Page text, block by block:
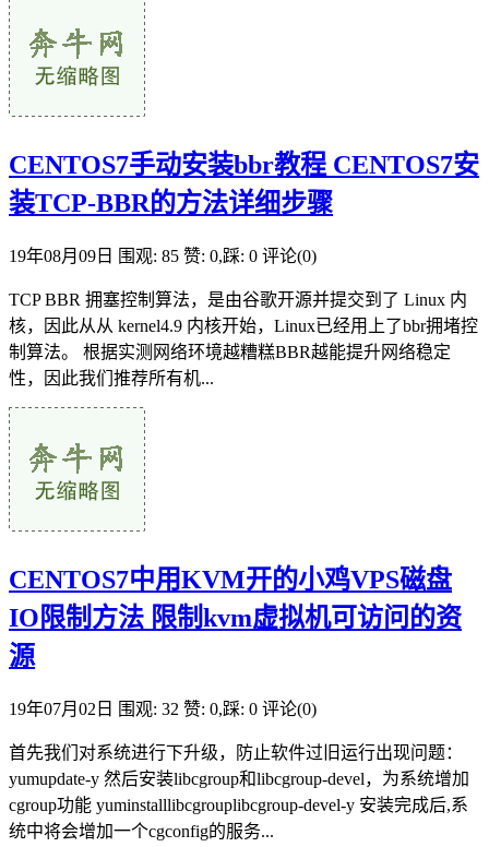
CENTOS7手动安装bbr教程 CENTOS7安
装TCP-BBR的方法详细步骤
19年08月09日 围观: 85 赞: 0,踩: 0 评论(0)
TCP BBR 拥塞控制算法，是由谷歌开源并提交到了 Linux 内
核，因此从从 kernel4.9 内核开始，Linux已经用上了bbr拥堵控
制算法。 根据实测网络环境越糟糕BBR越能提升网络稳定
性，因此我们推荐所有机...
CENTOS7中用KVM开的小鸡VPS磁盘
IO限制方法 限制kvm虚拟机可访问的资
源
19年07月02日 围观: 32 赞: 0,踩: 0 评论(0)
首先我们对系统进行下升级，防止软件过旧运行出现问题：
yumupdate-y 然后安装libcgroup和libcgroup-devel，为系统增加
cgroup功能 yuminstalllibcgrouplibcgroup-devel-y 安装完成后,系
统中将会增加一个cgconfig的服务...